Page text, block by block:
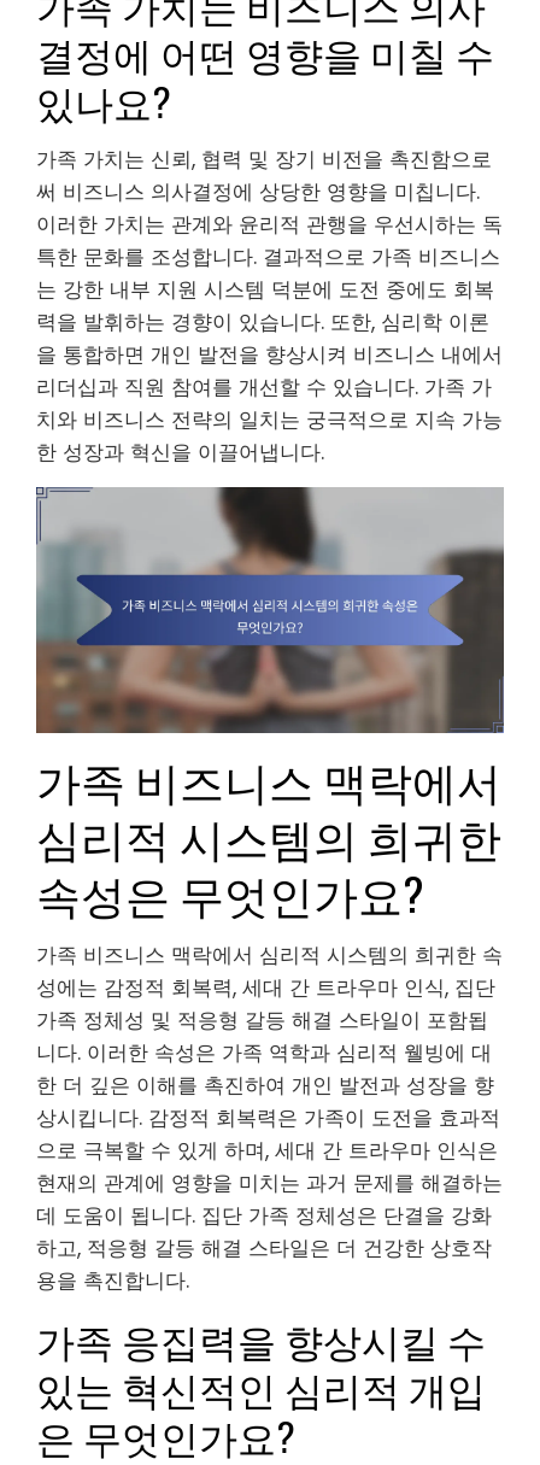
결정에 어떤 영향을 미칠 수
있나요?
가족 가치는 신뢰, 협력 및 장기 비전을 촉진함으로
써 비즈니스 의사결정에 상당한 영향을 미칩니다.
이러한 가치는 관계와 윤리적 관행을 우선시하는 독
특한 문화를 조성합니다. 결과적으로 가족 비즈니스
는 강한 내부 지원 시스템 덕분에 도전 중에도 회복
력을 발휘하는 경향이 있습니다. 또한, 심리학 이론
을 통합하면 개인 발전을 향상시켜 비즈니스 내에서
리더십과 직원 참여를 개선할 수 있습니다. 가족 가
치와 비즈니스 전략의 일치는 궁극적으로 지속 가능
한 성장과 혁신을 이끌어냅니다.
가족 비즈니스 맥락에서
심리적 시스템의 희귀한
속성은 무엇인가요?
가족 비즈니스 맥락에서 심리적 시스템의 희귀한 속
성에는 감정적 회복력, 세대 간 트라우마 인식, 집단
가족 정체성 및 적응형 갈등 해결 스타일이 포함됩
니다. 이러한 속성은 가족 역학과 심리적 웰빙에 대
한 더 깊은 이해를 촉진하여 개인 발전과 성장을 향
상시킵니다. 감정적 회복력은 가족이 도전을 효과적
으로 극복할 수 있게 하며, 세대 간 트라우마 인식은
현재의 관계에 영향을 미치는 과거 문제를 해결하는
데 도움이 됩니다. 집단 가족 정체성은 단결을 강화
하고, 적응형 갈등 해결 스타일은 더 건강한 상호작
용을 촉진합니다.
가족 응집력을 향상시킬 수
있는 혁신적인 심리적 개입
은 무엇인가요?